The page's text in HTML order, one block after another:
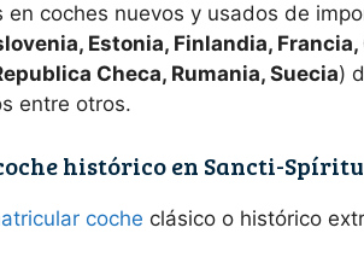
en coches nuevos y usados de
Estonia, Finlandia,
Checa, Rumania, Suecia)
entre otros.
histórico en Sancti-
coche clásico o histórico